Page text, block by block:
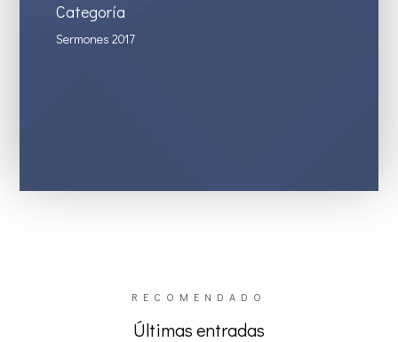
Categoría
Sermones 2017
RECOMENDADO
Últimas entradas